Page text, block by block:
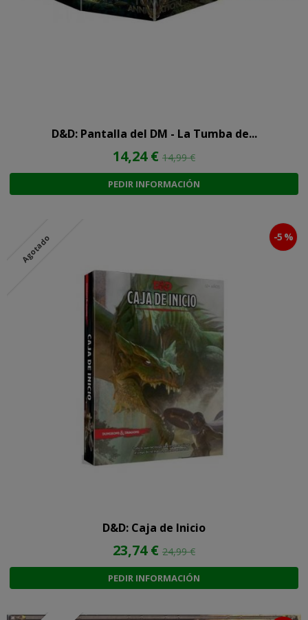
D&D: Pantalla del DM - La Tumba de...
14,24 € 14,99 €
PEDIR INFORMACIÓN
Agotado -5 %
D&D: Caja de Inicio
23,74 € 24,99 €
PEDIR INFORMACIÓN